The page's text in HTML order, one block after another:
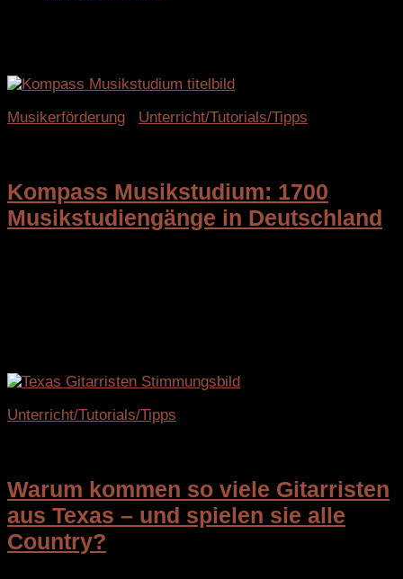
Musikerförderung
Unterricht/Tutorials/Tipps
Kompass Musikstudium: 1700
Musikstudiengänge in Deutschland
Unterricht/Tutorials/Tipps
Warum kommen so viele Gitarristen
aus Texas – und spielen sie alle
Country?